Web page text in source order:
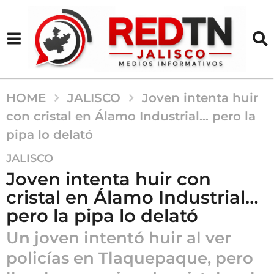
HOME JALISCO
Joven intenta huir
con cristal en Álamo Industrial… pero la
pipa lo delató
5
m
e
s
e
s
a
g
JALISCO
Joven intenta huir con
cristal en Álamo Industrial…
pero la pipa lo delató
Un joven intentó huir al ver
policías en Tlaquepaque, pero